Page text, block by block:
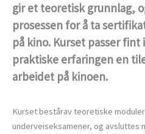
gir et teoretisk grunnlag,
prosessen for å ta
på kino. Kurset passer
praktiske erfaringen en
arbeidet på kinoen.
Kurset bestårav teoretiske
underveiseksamener, og avsluttes